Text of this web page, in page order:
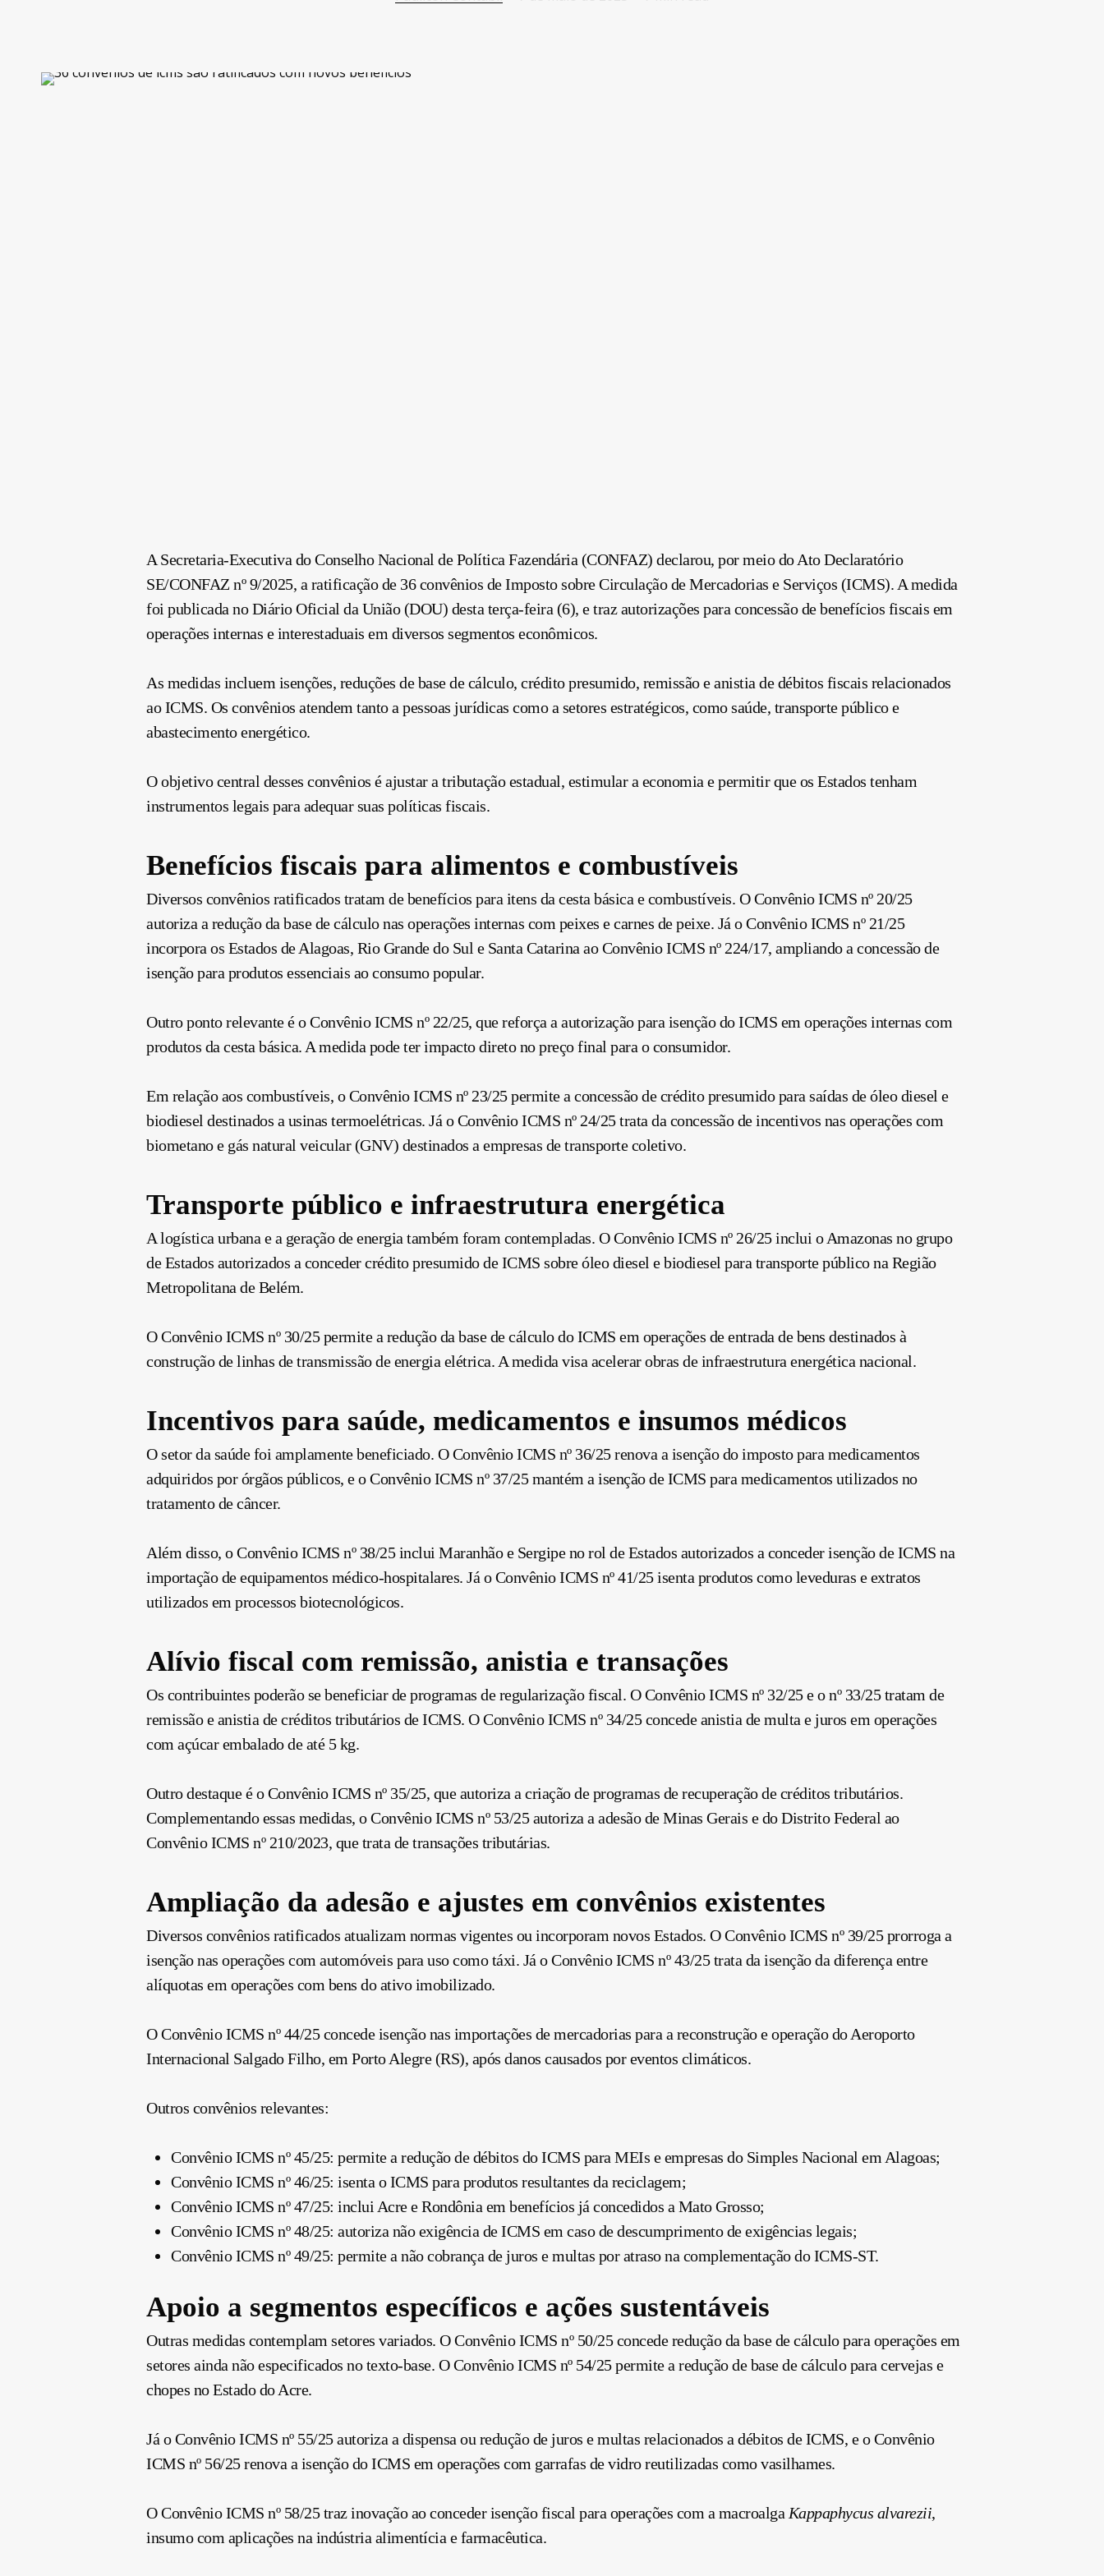
A Secretaria-Executiva do Conselho Nacional de Política Fazendária (CONFAZ) declarou, por meio do Ato Declaratório
SE/CONFAZ nº 9/2025, a ratificação de 36 convênios de Imposto sobre Circulação de Mercadorias e Serviços (ICMS). A medida
foi publicada no Diário Oficial da União (DOU) desta terça-feira (6), e traz autorizações para concessão de benefícios fiscais em
operações internas e interestaduais em diversos segmentos econômicos.
As medidas incluem isenções, reduções de base de cálculo, crédito presumido, remissão e anistia de débitos fiscais relacionados
ao ICMS. Os convênios atendem tanto a pessoas jurídicas como a setores estratégicos, como saúde, transporte público e
abastecimento energético.
O objetivo central desses convênios é ajustar a tributação estadual, estimular a economia e permitir que os Estados tenham
instrumentos legais para adequar suas políticas fiscais.
Benefícios fiscais para alimentos e combustíveis
Diversos convênios ratificados tratam de benefícios para itens da cesta básica e combustíveis. O Convênio ICMS nº 20/25
autoriza a redução da base de cálculo nas operações internas com peixes e carnes de peixe. Já o Convênio ICMS nº 21/25
incorpora os Estados de Alagoas, Rio Grande do Sul e Santa Catarina ao Convênio ICMS nº 224/17, ampliando a concessão de
isenção para produtos essenciais ao consumo popular.
Outro ponto relevante é o Convênio ICMS nº 22/25, que reforça a autorização para isenção do ICMS em operações internas com
produtos da cesta básica. A medida pode ter impacto direto no preço final para o consumidor.
Em relação aos combustíveis, o Convênio ICMS nº 23/25 permite a concessão de crédito presumido para saídas de óleo diesel e
biodiesel destinados a usinas termoelétricas. Já o Convênio ICMS nº 24/25 trata da concessão de incentivos nas operações com
biometano e gás natural veicular (GNV) destinados a empresas de transporte coletivo.
Transporte público e infraestrutura energética
A logística urbana e a geração de energia também foram contempladas. O Convênio ICMS nº 26/25 inclui o Amazonas no grupo
de Estados autorizados a conceder crédito presumido de ICMS sobre óleo diesel e biodiesel para transporte público na Região
Metropolitana de Belém.
O Convênio ICMS nº 30/25 permite a redução da base de cálculo do ICMS em operações de entrada de bens destinados à
construção de linhas de transmissão de energia elétrica. A medida visa acelerar obras de infraestrutura energética nacional.
Incentivos para saúde, medicamentos e insumos médicos
O setor da saúde foi amplamente beneficiado. O Convênio ICMS nº 36/25 renova a isenção do imposto para medicamentos
adquiridos por órgãos públicos, e o Convênio ICMS nº 37/25 mantém a isenção de ICMS para medicamentos utilizados no
tratamento de câncer.
Além disso, o Convênio ICMS nº 38/25 inclui Maranhão e Sergipe no rol de Estados autorizados a conceder isenção de ICMS na
importação de equipamentos médico-hospitalares. Já o Convênio ICMS nº 41/25 isenta produtos como leveduras e extratos
utilizados em processos biotecnológicos.
Alívio fiscal com remissão, anistia e transações
Os contribuintes poderão se beneficiar de programas de regularização fiscal. O Convênio ICMS nº 32/25 e o nº 33/25 tratam de
remissão e anistia de créditos tributários de ICMS. O Convênio ICMS nº 34/25 concede anistia de multa e juros em operações
com açúcar embalado de até 5 kg.
Outro destaque é o Convênio ICMS nº 35/25, que autoriza a criação de programas de recuperação de créditos tributários.
Complementando essas medidas, o Convênio ICMS nº 53/25 autoriza a adesão de Minas Gerais e do Distrito Federal ao
Convênio ICMS nº 210/2023, que trata de transações tributárias.
Ampliação da adesão e ajustes em convênios existentes
Diversos convênios ratificados atualizam normas vigentes ou incorporam novos Estados. O Convênio ICMS nº 39/25 prorroga a
isenção nas operações com automóveis para uso como táxi. Já o Convênio ICMS nº 43/25 trata da isenção da diferença entre
alíquotas em operações com bens do ativo imobilizado.
O Convênio ICMS nº 44/25 concede isenção nas importações de mercadorias para a reconstrução e operação do Aeroporto
Internacional Salgado Filho, em Porto Alegre (RS), após danos causados por eventos climáticos.
Outros convênios relevantes:
Convênio ICMS nº 45/25: permite a redução de débitos do ICMS para MEIs e empresas do Simples Nacional em Alagoas;
Convênio ICMS nº 46/25: isenta o ICMS para produtos resultantes da reciclagem;
Convênio ICMS nº 47/25: inclui Acre e Rondônia em benefícios já concedidos a Mato Grosso;
Convênio ICMS nº 48/25: autoriza não exigência de ICMS em caso de descumprimento de exigências legais;
Convênio ICMS nº 49/25: permite a não cobrança de juros e multas por atraso na complementação do ICMS-ST.
Apoio a segmentos específicos e ações sustentáveis
Outras medidas contemplam setores variados. O Convênio ICMS nº 50/25 concede redução da base de cálculo para operações em
setores ainda não especificados no texto-base. O Convênio ICMS nº 54/25 permite a redução de base de cálculo para cervejas e
chopes no Estado do Acre.
Já o Convênio ICMS nº 55/25 autoriza a dispensa ou redução de juros e multas relacionados a débitos de ICMS, e o Convênio
ICMS nº 56/25 renova a isenção do ICMS em operações com garrafas de vidro reutilizadas como vasilhames.
O Convênio ICMS nº 58/25 traz inovação ao conceder isenção fiscal para operações com a macroalgaKappaphycus alvarezii,
insumo com aplicações na indústria alimentícia e farmacêutica.